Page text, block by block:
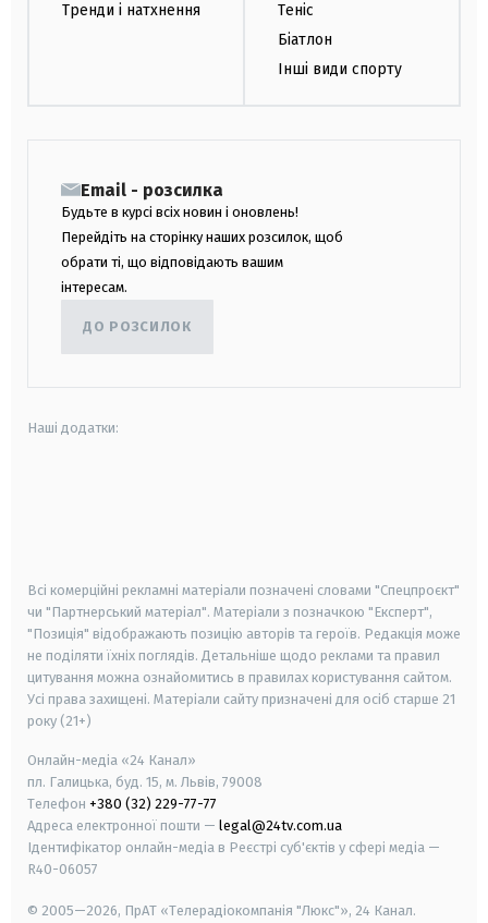
Тренди і натхнення
Теніс
Біатлон
Інші види спорту
Email - розсилка
Будьте в курсі всіх новин і оновлень!
Перейдіть на сторінку наших розсилок, щоб
обрати ті, що відповідають вашим
інтересам.
ДО РОЗСИЛОК
Наші додатки:
Всі комерційні рекламні матеріали позначені словами "Спецпроєкт"
чи "Партнерський матеріал". Матеріали з позначкою "Експерт",
"Позиція" відображають позицію авторів та героїв. Редакція може
не поділяти їхніх поглядів. Детальніше щодо реклами та правил
цитування можна ознайомитись в правилах користування сайтом.
Усі права захищені. Матеріали сайту призначені для осіб старше 21
року (21+)
Онлайн-медіа «24 Канал»
пл. Галицька, буд. 15, м. Львів, 79008
Телефон +380 (32) 229-77-77
Адреса електронної пошти — legal@24tv.com.ua
Ідентифікатор онлайн-медіа в Реєстрі суб'єктів у сфері медіа —
R40-06057
© 2005—2026, ПрАТ «Телерадіокомпанія "Люкс"», 24 Канал.